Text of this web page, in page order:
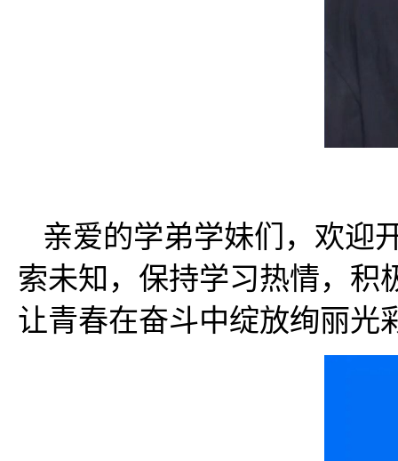
亲爱的学弟学妹们，欢迎
索未知，保持学习热情，积
让青春在奋斗中绽放绚丽光